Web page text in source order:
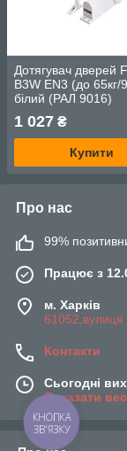
Дотягувач дверей
B3W EN3 (до
білий (РАЛ 9016)
1 027 ₴
Купити
Про нас
99%
Працює з
м. Харків
61052,вулиця
Контакти
Сьогодні
Показати
КНОПКА
ЗВ'ЯЗКУ